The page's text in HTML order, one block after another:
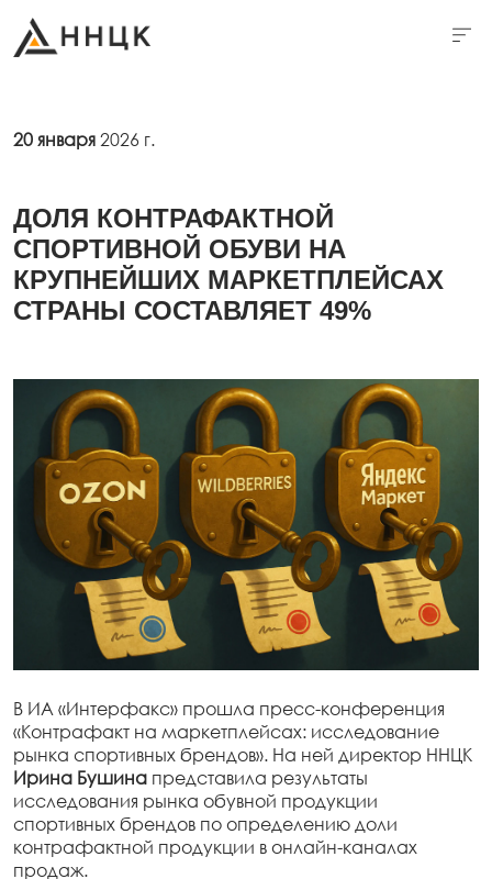
20 января2026 г.
ДОЛЯ КОНТРАФАКТНОЙ
СПОРТИВНОЙ ОБУВИ НА
КРУПНЕЙШИХ МАРКЕТПЛЕЙСАХ
СТРАНЫ СОСТАВЛЯЕТ 49%
В ИА «Интерфакс» прошла пресс-конференция
«Контрафакт на маркетплейсах: исследование
рынка спортивных брендов». На ней директор ННЦК
Ирина Бушина представила результаты
исследования рынка обувной продукции
спортивных брендов по определению доли
контрафактной продукции в онлайн-каналах
продаж.